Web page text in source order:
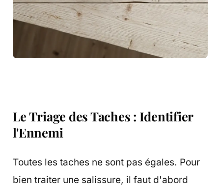
Le Triage des Taches : Identifier
l'Ennemi
Toutes les taches ne sont pas égales. Pour
bien traiter une salissure, il faut d'abord